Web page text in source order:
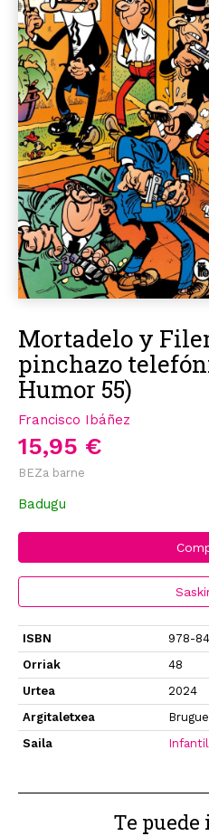
Mortadelo y
pinchazo
Humor 55)
Francisco Ibáñez
15,95 €
BEZa barne
Badugu
ISBN
978-
Orriak
48
Urtea
2024
Argitaletxea
Saila
Te